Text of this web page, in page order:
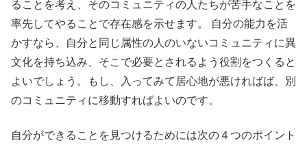
ることを考え、そのコミュニティの人たちが苦手なことを
率先してやることで存在感を示せます。 自分の能力を活
かすなら、自分と同じ属性の人のいないコミュニティに異
文化を持ち込み、そこで必要とされるよう役割をつくると
よいでしょう。もし、入ってみて居心地が悪ければば、別
のコミュニティに移動すればよいのです。
自分ができることを見つけるためには次の４つのポイント